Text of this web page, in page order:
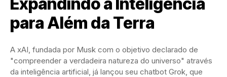
para Além da Terra
A xAI, fundada por Musk com o objetivo declarado de
"compreender a verdadeira natureza do universo" através
da inteligência artificial, já lançou seu chatbot Grok, que